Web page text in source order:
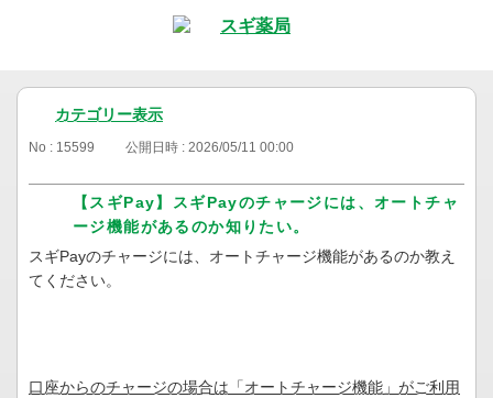
カテゴリー表示
No : 15599 公開日時 : 2026/05/11 00:00
【スギPay】スギPayのチャージには、オートチャ
ージ機能があるのか知りたい。
スギPayのチャージには、オートチャージ機能があるのか教え
てください。
口座からのチャージの場合は「オートチャージ機能」がご利用